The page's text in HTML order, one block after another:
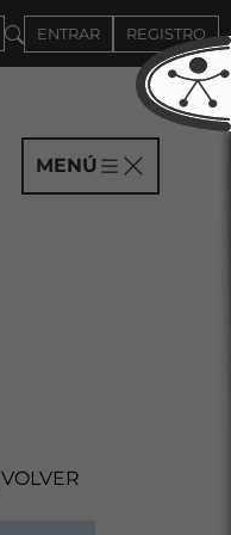
ENTRAR REGISTRO
MENÚ
VOLVER